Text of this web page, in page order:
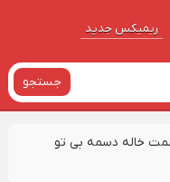
ریمیکس جدید
جستجو
خاله دسمه بی تو